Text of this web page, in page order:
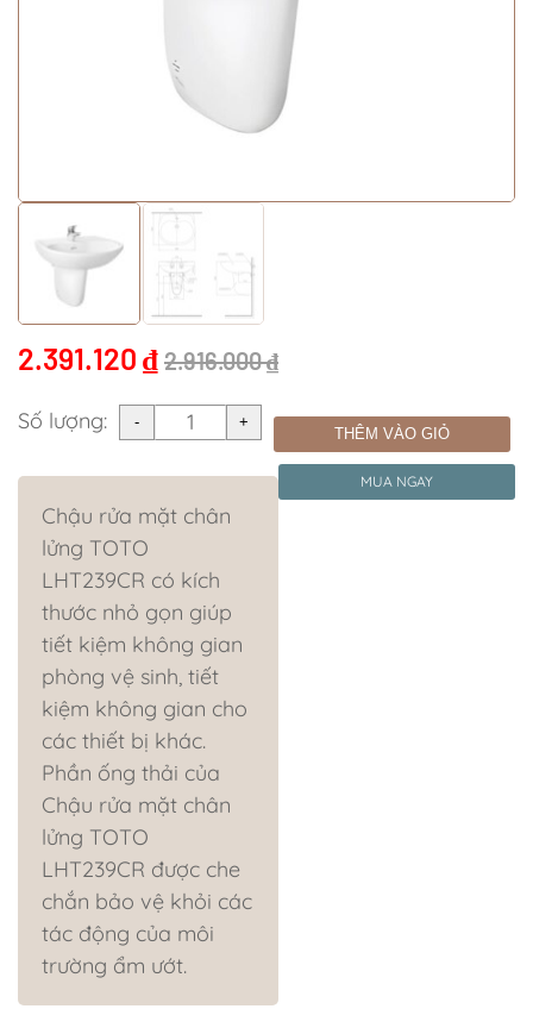
2.391.120 ₫ 2.916.000₫
Số lượng: THÊM VÀO GIỎ
MUA NGAY
Chậu rửa mặt chân
lửng TOTO
LHT239CR có kích
thước nhỏ gọn giúp
tiết kiệm không gian
phòng vệ sinh, tiết
kiệm không gian cho
các thiết bị khác.
Phần ống thải của
Chậu rửa mặt chân
lửng TOTO
LHT239CR được che
chắn bảo vệ khỏi các
tác động của môi
trường ẩm ướt.